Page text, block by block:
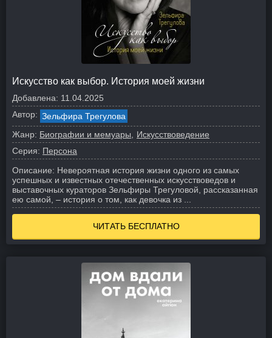
Искусство как выбор. История моей жизни
Добавлена: 11.04.2025
Автор: Зельфира Трегулова
Жанр: Биографии и мемуары
Искусствоведение
Серия: Персона
Описание: Невероятная история жизни одного из самых
успешных и известных отечественных искусствоведов и
выставочных кураторов Зельфиры Трегуловой, рассказанная
ею самой, – история о том, как девочка из ...
ЧИТАТЬ БЕСПЛАТНО